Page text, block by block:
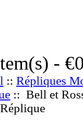
-
:: Répliques
:: Bell et